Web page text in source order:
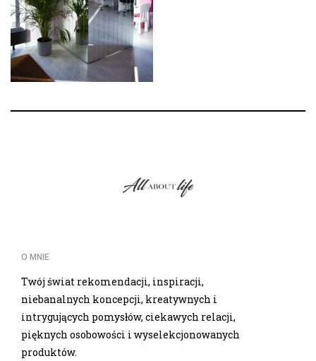
O MNIE
Twój świat rekomendacji, inspiracji,
niebanalnych koncepcji, kreatywnych i
intrygujących pomysłów, ciekawych relacji,
pięknych osobowości i wyselekcjonowanych
produktów.